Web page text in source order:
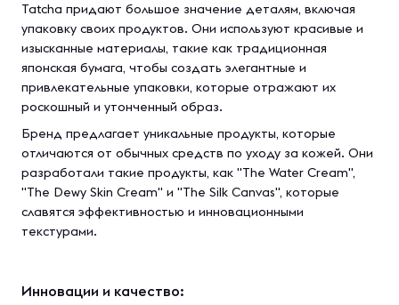
Tatcha придают большое значение деталям, включая
упаковку своих продуктов. Они используют красивые и
изысканные материалы, такие как традиционная
японская бумага, чтобы создать элегантные и
привлекательные упаковки, которые отражают их
роскошный и утонченный образ.
Бренд предлагает уникальные продукты, которые
отличаются от обычных средств по уходу за кожей. Они
разработали такие продукты, как "The Water Cream",
"The Dewy Skin Cream" и "The Silk Canvas", которые
славятся эффективностью и инновационными
текстурами.
Инновации и качество: